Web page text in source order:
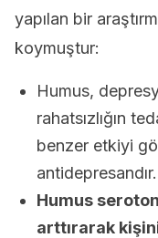
yapılan bir
koymuştur:
Humus,
rahatsızlığın
benzer etkiyi
antidepresandır.
Humus
arttırarak